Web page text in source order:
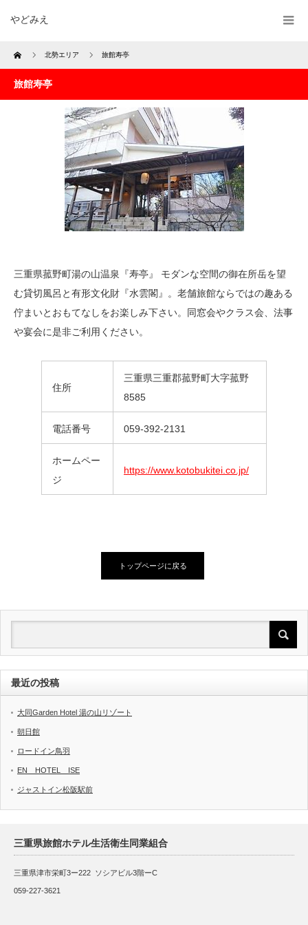
やどみえ
Home 北勢エリア 旅館寿亭
旅館寿亭
三重県菰野町湯の山温泉『寿亭』 モダンな空間の御在所岳を望
む貸切風呂と有形文化財『水雲閣』。老舗旅館ならではの趣ある
佇まいとおもてなしをお楽しみ下さい。同窓会やクラス会、法事
や宴会に是非ご利用ください。
住所
三重県三重郡菰野町大字菰野
8585
電話番号 059-392-2131
ホームペー
ジ
https://www.kotobukitei.co.jp/
トップページに戻る
最近の投稿
大同Garden Hotel 湯の山リゾート
朝日館
ロードイン鳥羽
EN HOTEL ISE
ジャストイン松阪駅前
三重県旅館ホテル生活衛生同業組合
三重県津市栄町3ー222 ソシアビル3階ーC
059-227-3621